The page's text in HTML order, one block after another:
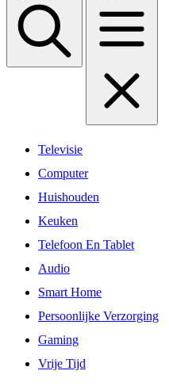
Televisie
Computer
Huishouden
Keuken
Telefoon En Tablet
Audio
Smart Home
Persoonlijke Verzorging
Gaming
Vrije Tijd